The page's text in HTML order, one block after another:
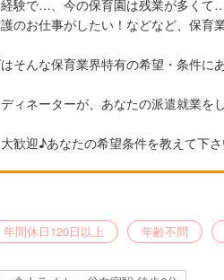
験で…、今の保育園は残業が多く
のお仕事がしたい！などなど、保育
そんな保育業界特有の希望・条件に
ィネーターが、あなたの派遣就業を
歓迎♪あなたの希望条件を教えて下さ
年間休日120日以上 年齢不問